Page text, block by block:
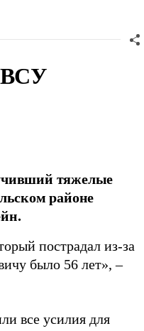
ВСУ
тяжелые
районе
пострадал из-за
было 56 лет», –
все усилия для